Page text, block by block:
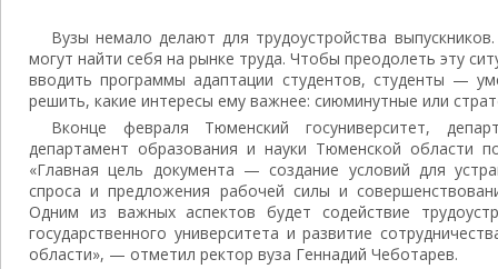
Вузы немало делают для трудоустройства
могут найти себя на рынке труда. Чтобы преодолеть эту
вводить программы адаптации студентов, студенты —
решить, какие интересы ему важнее: сиюминутные или
Вконце февраля Тюменский госуниверситет,
департамент образования и науки Тюменской области
«Главная цель документа — создание условий для
спроса и предложения рабочей силы и
Одним из важных аспектов будет содействие
государственного университета и развитие
области», — отметил ректор вуза Геннадий Чеботарев.